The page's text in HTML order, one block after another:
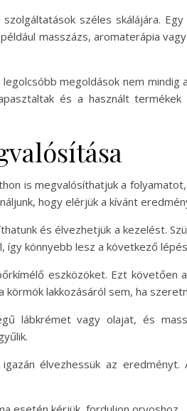
széles skálájára.
masszázs, aromaterápia
megoldások nem
és a használt
is megvalósíthatjuk a
hogy elérjük a kívánt
és élvezhetjük a kezelést.
így könnyebb lesz a következő
eszközöket. Ezt követően
lakkozásáról sem, ha
lábkrémet vagy olajat, és
élvezhessük az